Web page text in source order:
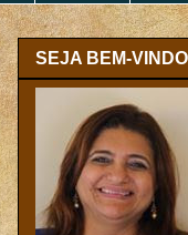
SEJA BEM-VINDO